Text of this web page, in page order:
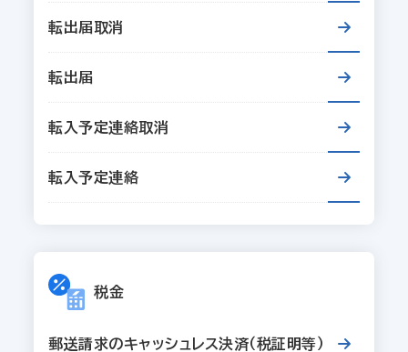
転出届取消
転出届
転入予定連絡取消
転入予定連絡
税金
郵送請求のキャッシュレス決済（税証明等）